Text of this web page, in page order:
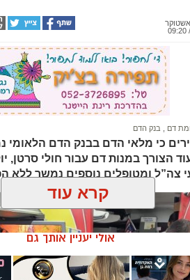
דם בנק הדם
כי מלאי הדם בבנק הדם הלאומי
הצורך במנות דם עבור חולי סרטן,
צה”ל ומטופלים נוספים נמשך ללא
קרא עוד
אולי יעניין אותך גם